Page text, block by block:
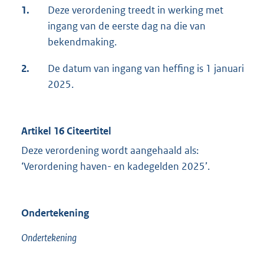
1.
Deze verordening treedt in werking met
ingang van de eerste dag na die van
bekendmaking.
2.
De datum van ingang van heffing is 1 januari
2025.
Artikel 16 Citeertitel
Deze verordening wordt aangehaald als:
‘Verordening haven- en kadegelden 2025’.
Ondertekening
Ondertekening